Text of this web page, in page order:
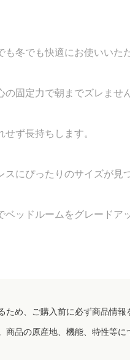
冬でも快適にお使いいた
固定力で朝までズレません
ず長持ちします。
にぴったりのサイズが見
ッドルームをグレードア
め、ご購入前に必ず商品情報
品の原産地、機能、特性等